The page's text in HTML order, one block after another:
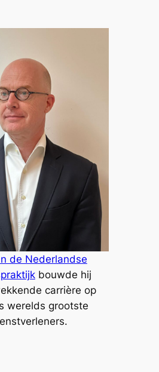
de Nederlandse
bouwde hij
carrière op
werelds grootste